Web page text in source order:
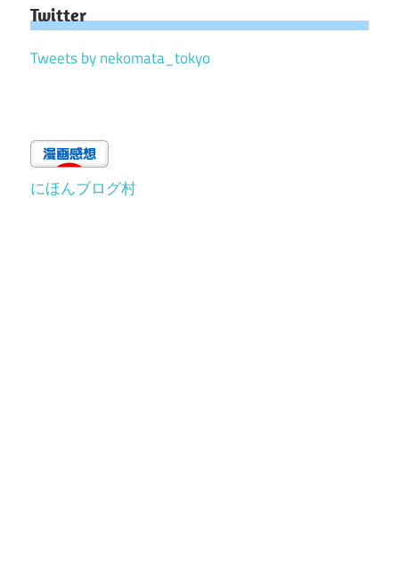
Twitter
Tweets by nekomata_tokyo
にほんブログ村